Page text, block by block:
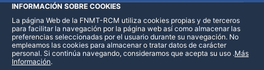
LinkedInFacebookWhatsApp
INFORMACIÓN SOBRE COOKIES
La página Web de la FNMT-RCM utiliza cookies propias y de terceros
para facilitar la navegación por la página web así como almacenar las
preferencias seleccionadas por el usuario durante su navegación. No
empleamos las cookies para almacenar o tratar datos de carácter
personal. Si continúa navegando, consideramos que acepta su uso .Más
Información.